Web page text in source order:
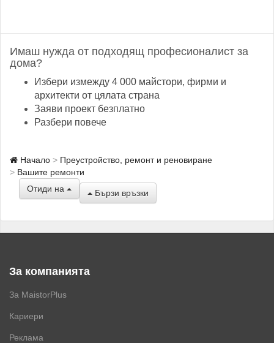
Имаш нужда от подходящ професионалист за
дома?
Избери измежду 4 000 майстори, фирми и
архитекти от цялата страна
Заяви проект безплатно
Разбери повече
Начало
Преустройство, ремонт и реновиране
Вашите ремонти
Отиди на
Бързи връзки
За компанията
За MaistorPlus
Кариери
Реклама